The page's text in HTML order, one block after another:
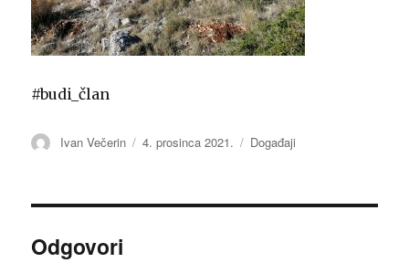
#budi_član
Autor
Ivan Večerin
Objavljeno
4. prosinca 2021. Kategorije
Događaji
Odgovori